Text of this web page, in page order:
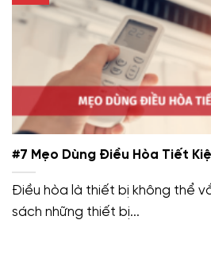
#7 Mẹo Dùng Điều Hòa Tiết
Điều hòa là thiết bị không thể
sách những thiết bị...